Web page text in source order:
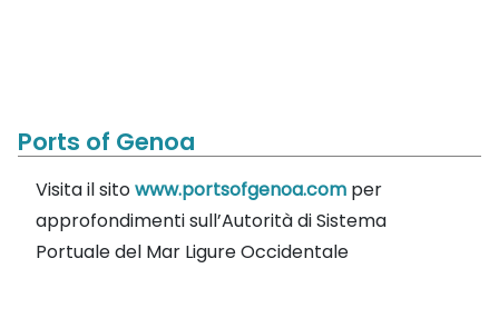
Ports of Genoa
Visita il sitowww.portsofgenoa.com per
approfondimenti sull’Autorità di Sistema
Portuale del Mar Ligure Occidentale